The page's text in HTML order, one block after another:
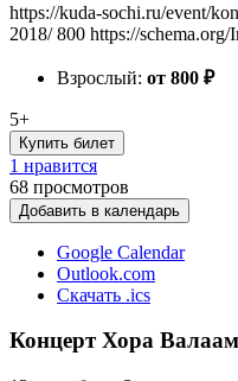
https://kuda-sochi.ru/event/
2018/ 800 https://schema.org/
Взрослый: от 800 ₽
5+
Купить билет
1 нравится
68 просмотров
Добавить в календарь
Google Calendar
Outlook.com
Скачать .ics
Концерт Хора